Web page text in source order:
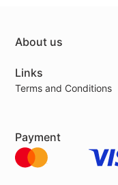
About us
Links
Terms and Conditions
Payment